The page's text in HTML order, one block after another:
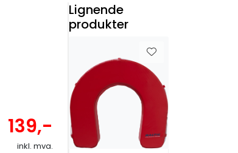
139,-
inkl. mva.
Lignende
produkter